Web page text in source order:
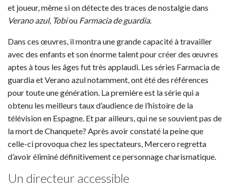
et joueur, même si on détecte des traces de nostalgie dans
Verano azul, Tobiou Farmacia de guardia.
Dans ces œuvres, il montra une grande capacité à travailler
avec des enfants et son énorme talent pour créer des œuvres
aptes à tous les âges fut très applaudi. Les séries Farmacia de
guardia et Verano azul notamment, ont été des références
pour toute une génération. La première est la série qui a
obtenu les meilleurs taux d’audience de l’histoire de la
télévision en Espagne. Et par ailleurs, qui ne se souvient pas de
la mort de Chanquete? Après avoir constaté la peine que
celle-ci provoqua chez les spectateurs, Mercero regretta
d’avoir éliminé définitivement ce personnage charismatique.
Un directeur accessible